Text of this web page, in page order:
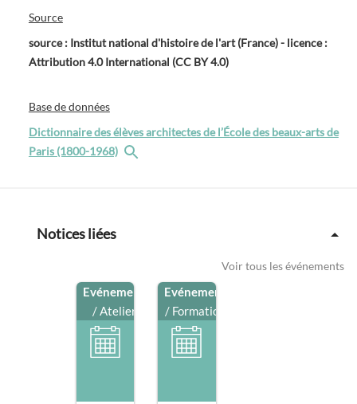
Source
source : Institut national d'histoire de l'art (France) - licence :
Attribution 4.0 International (CC BY 4.0)
Base de données
Dictionnaire des élèves architectes de l’École des beaux-arts de
Paris (1800-1968)
Notices liées
Voir tous les événements
Evénement
/ Atelier
Evénement
/ Formation